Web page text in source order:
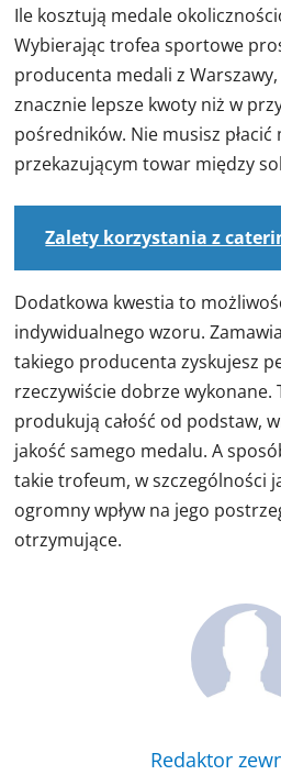
Ile kosztują medale
Wybierając trofea sportowe
producenta medali z
znacznie lepsze kwoty niż w
pośredników. Nie musisz
przekazującym towar między
Zalety korzystania z
Dodatkowa kwestia to
indywidualnego wzoru.
takiego producenta zyskujesz
rzeczywiście dobrze
produkują całość od podstaw,
jakość samego medalu. A
takie trofeum, w szczególności
ogromny wpływ na jego
otrzymujące.
Redaktor